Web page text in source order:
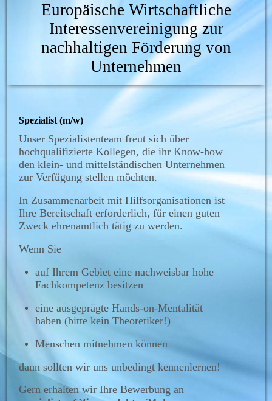
Europäische Wirtschaftliche
Interessenvereinigung zur
nachhaltigen Förderung von
Unternehmen
Spezialist (m/w)
Unser Spezialistenteam freut sich über
hochqualifizierte Kollegen, die ihr Know-how
den klein- und mittelständischen Unternehmen
zur Verfügung stellen möchten.
In Zusammenarbeit mit Hilfsorganisationen ist
Ihre Bereitschaft erforderlich, für einen guten
Zweck ehrenamtlich tätig zu werden.
Wenn Sie
auf Ihrem Gebiet eine nachweisbar hohe
Fachkompetenz besitzen
eine ausgeprägte Hands-on-Mentalität
haben (bitte kein Theoretiker!)
Menschen mitnehmen können
dann sollten wir uns unbedingt kennenlernen!
Gern erhalten wir Ihre Bewerbung an